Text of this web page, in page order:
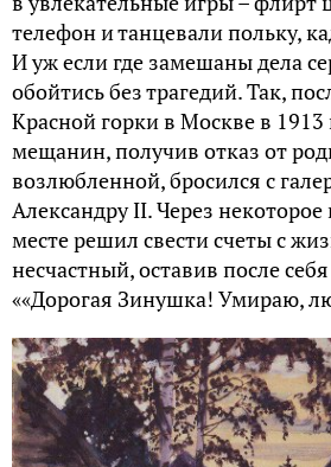
телефон и танцевали польку,
И уж если где замешаны дела
обойтись без трагедий. Так,
Красной горки в Москве в 1913
мещанин, получив отказ от
возлюбленной, бросился с
Александру II. Через
месте решил свести счеты с
несчастный, оставив после
««Дорогая Зинушка! Умираю,